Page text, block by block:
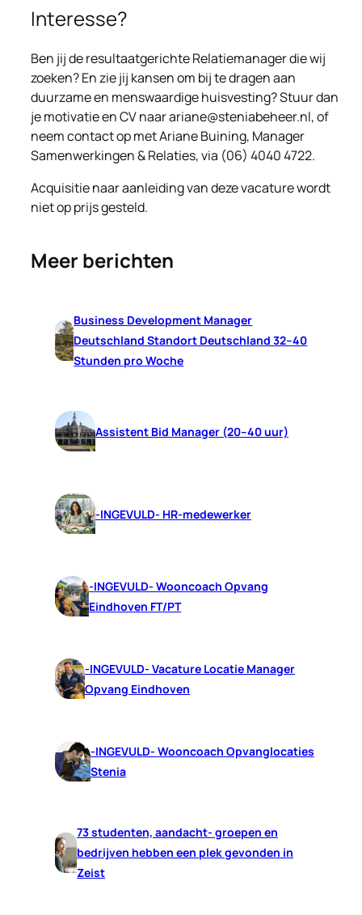
Interesse?
Ben jij de resultaatgerichte Relatiemanager die wij
zoeken? En zie jij kansen om bij te dragen aan
duurzame en menswaardige huisvesting? Stuur dan
je motivatie en CV naar ariane@steniabeheer.nl, of
neem contact op met Ariane Buining, Manager
Samenwerkingen & Relaties, via (06) 4040 4722.
Acquisitie naar aanleiding van deze vacature wordt
niet op prijs gesteld.
Meer berichten
Business Development Manager
Deutschland Standort Deutschland 32–40
Stunden pro Woche
Assistent Bid Manager (20–40 uur)
-INGEVULD- HR-medewerker
-INGEVULD- Wooncoach Opvang
Eindhoven FT/PT
-INGEVULD- Vacature Locatie Manager
Opvang Eindhoven
-INGEVULD- Wooncoach Opvanglocaties
Stenia
73 studenten, aandacht- groepen en
bedrijven hebben een plek gevonden in
Zeist